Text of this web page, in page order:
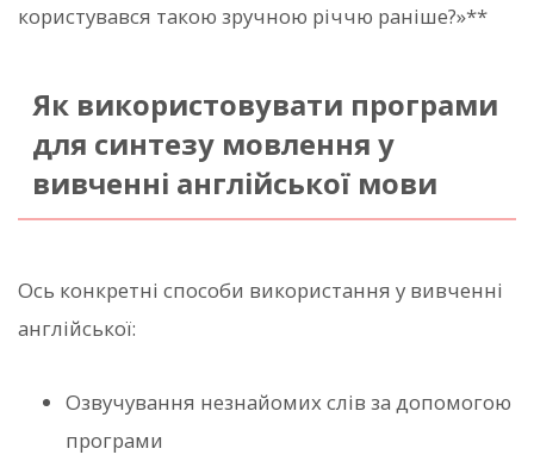
користувався такою зручною річчю раніше?»**
Як використовувати програми
для синтезу мовлення у
вивченні англійської мови
Ось конкретні способи використання у вивченні
англійської:
Озвучування незнайомих слів за допомогою
програми